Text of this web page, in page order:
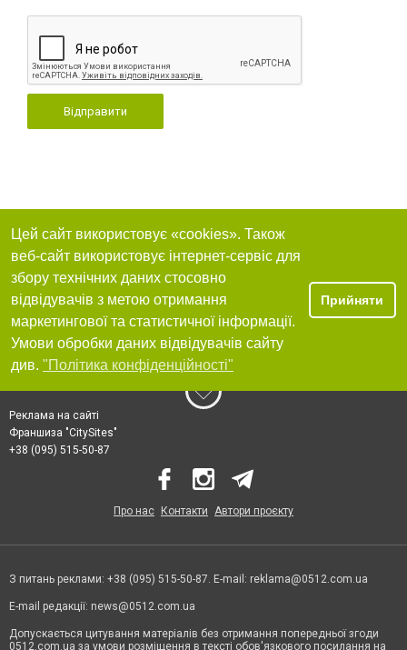
Відправити
Цей сайт використовує «cookies». Також
веб-сайт використовує інтернет-сервіс для
збору технічних даних стосовно
відвідувачів з метою отримання
маркетингової та статистичної інформації.
Умови обробки даних відвідувачів сайту
див. "Політика конфіденційності"
Прийняти
Реклама на сайті
Франшиза "CitySites"
+38 (095) 515-50-87
Про нас Контакти Автори проєкту
З питань реклами: +38 (095) 515-50-87. E-mail: reklama@0512.com.ua
E-mail редакції: news@0512.com.ua
Допускається цитування матеріалів без отримання попередньої згоди
0512.com.ua за умови розміщення в тексті обов'язкового посилання на